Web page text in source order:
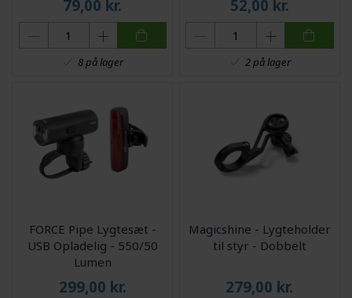
79,00 kr.
8 på lager
52,00 kr.
2 på lager
FORCE Pipe Lygtesæt -
USB Opladelig - 550/50
Lumen
299,00 kr.
Magicshine - Lygteholder
til styr - Dobbelt
279,00 kr.